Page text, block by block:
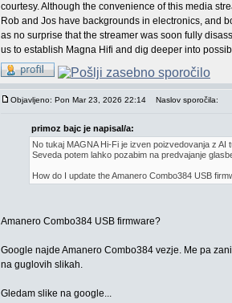
courtesy. Although the convenience of this media
Rob and Jos have backgrounds in electronics, and
as no surprise that the streamer was soon fully
us to establish Magna Hifi and dig deeper into
Objavljeno: Pon Mar 23, 2026 22:14 Naslov sporočila:
primoz bajc je napisal/a:
No tukaj MAGNA Hi-Fi je izven poizvedovanja z
Seveda potem lahko pozabim na predvajanje
How do I update the Amanero Combo384 USB
Amanero Combo384 USB firmware?
Google najde Amanero Combo384 vezje. Me pa
na guglovih slikah.
Gledam slike na google...